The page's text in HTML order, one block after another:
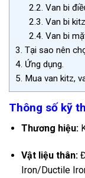
2.2. Van bi
2.3. Van bi
2.4. Van bi
3. Tại sao nên
4. Ứng dụng.
5. Mua van kitz,
Thông số kỹ
Thương hiệu:
Vật liệu thân:
Iron/Ductile